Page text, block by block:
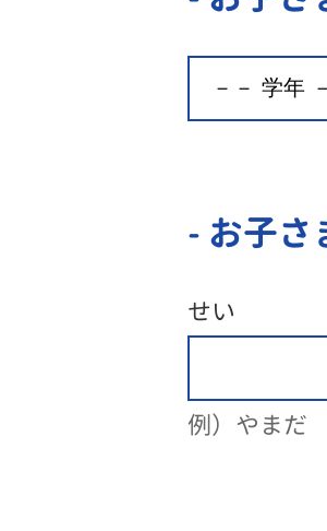
- お子さ
せい
例）やまだ